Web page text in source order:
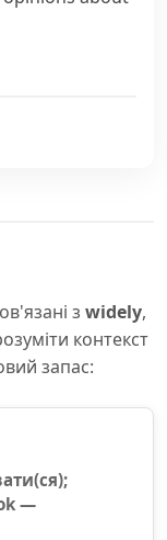
з widely,
контекст
запас:
—